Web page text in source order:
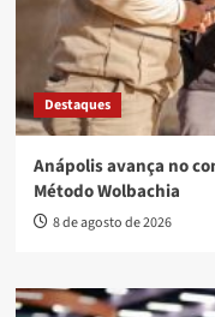
Destaques
Anápolis avança no
Método Wolbachia
8 de agosto de 2026